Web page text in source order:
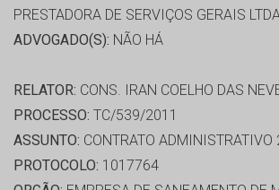
PRESTADORA DE SERVIÇOS GERAIS
ADVOGADO(S): NÃO HÁ
RELATOR: CONS. IRAN COELHO DAS
PROCESSO: TC/539/2011
ASSUNTO: CONTRATO ADMINISTRATIVO
PROTOCOLO: 1017764